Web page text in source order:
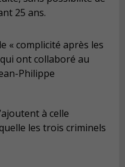
25 ans.
« complicité après les
ont collaboré au
Philippe
à celle
les trois criminels